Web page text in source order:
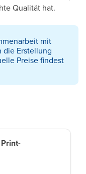
Qualität hat.
mit
die Erstellung
Preise findest